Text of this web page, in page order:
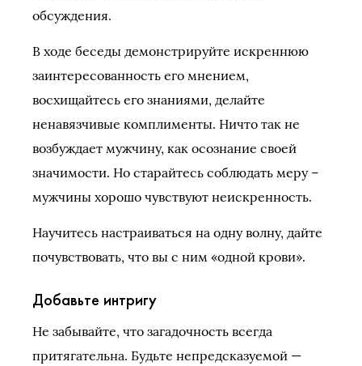
обсуждения.
В ходе беседы демонстрируйте искреннюю
заинтересованность его мнением,
восхищайтесь его знаниями, делайте
ненавязчивые комплименты. Ничто так не
возбуждает мужчину, как осознание своей
значимости. Но старайтесь соблюдать меру –
мужчины хорошо чувствуют неискренность.
Научитесь настраиваться на одну волну, дайте
почувствовать, что вы с ним «одной крови».
Добавьте интригу
Не забывайте, что загадочность всегда
притягательна. Будьте непредсказуемой —